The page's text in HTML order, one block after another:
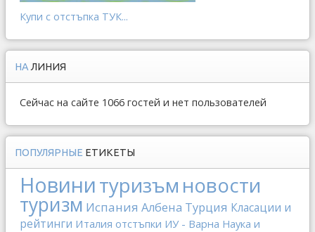
Купи с отстъпка ТУК...
НА ЛИНИЯ
Сейчас на сайте 1066 гостей и нет пользователей
ПОПУЛЯРНЫЕ ЕТИКЕТЫ
Новинитуризъм новости
туризм Испания Албена Турция Класации и
рейтинги Италия отстъпки ИУ - Варна Наука и